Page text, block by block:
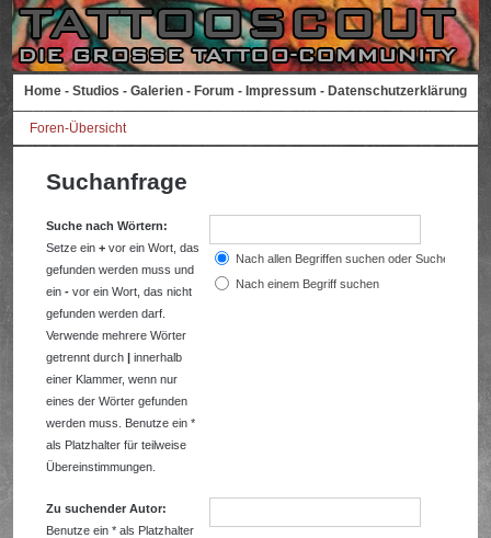
Home - Studios - Galerien - Forum - Impressum - Datenschutzerklärung
Foren-Übersicht
Suchanfrage
Suche nach Wörtern:
Setze ein+ vor ein Wort, das
gefunden werden muss und
ein- vor ein Wort, das nicht
gefunden werden darf.
Verwende mehrere Wörter
getrennt durch| innerhalb
einer Klammer, wenn nur
eines der Wörter gefunden
werden muss. Benutze ein *
als Platzhalter für teilweise
Übereinstimmungen.
Nach allen Begriffen suchen oder Suche wie
Nach einem Begriff suchen
Zu suchender Autor:
Benutze ein * als Platzhalter